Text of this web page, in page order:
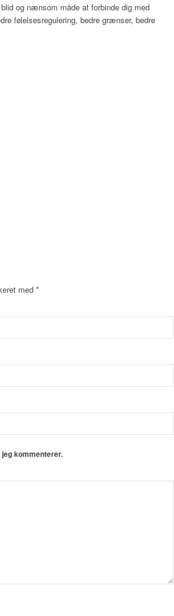
og nænsom måde at forbinde dig med
følelsesregulering, bedre grænser, bedre
med *
kommenterer.